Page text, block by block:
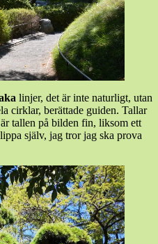
linjer, det är inte naturligt, utan
cirklar, berättade guiden. Tallar
tallen på bilden fin, liksom ett
själv, jag tror jag ska prova